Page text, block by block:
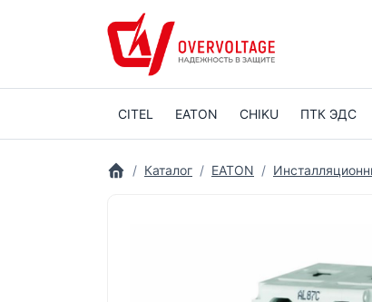
CITEL EATON CHIKU ПТК ЭДС
Каталог EATON